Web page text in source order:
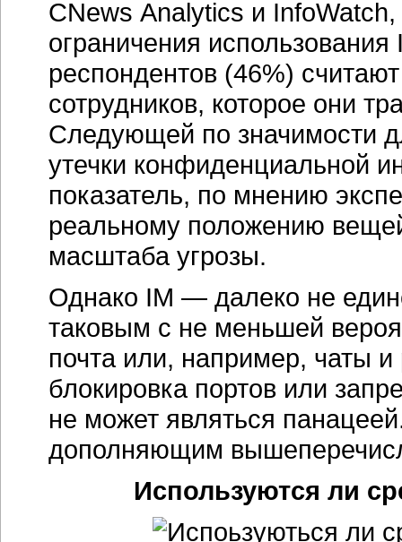
CNews Analytics и
ограничения
респондентов (46%)
сотрудников, которое они
Следующей по значимости
утечки конфиденциальной
показатель, по мнению
реальному положению
масштаба угрозы.
Однако IM — далеко не
таковым с не меньшей
почта или, например, чаты
блокировка портов или
не может являться
дополняющим
Используются ли